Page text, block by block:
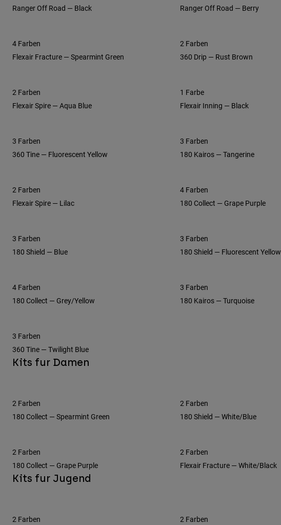
Ranger Off Road — Black
Ranger Off Road — Berry
4 Farben
Flexair Fracture — Spearmint Green
2 Farben
360 Drip — Rust Brown
2 Farben
Flexair Spire — Aqua Blue
1 Farbe
Flexair Inning — Black
3 Farben
360 Tine — Fluorescent Yellow
3 Farben
180 Kairos — Tangerine
2 Farben
Flexair Spire — Lilac
4 Farben
180 Collect — Grape Purple
3 Farben
180 Shield — Blue
3 Farben
180 Shield — Fluorescent Yellow
4 Farben
180 Collect — Grey/Yellow
3 Farben
180 Kairos — Turquoise
3 Farben
360 Tine — Twilight Blue
Kits fur Damen
2 Farben
180 Collect — Spearmint Green
2 Farben
180 Shield — White/Blue
2 Farben
180 Collect — Grape Purple
2 Farben
Flexair Fracture — White/Black
Kits fur Jugend
2 Farben
2 Farben